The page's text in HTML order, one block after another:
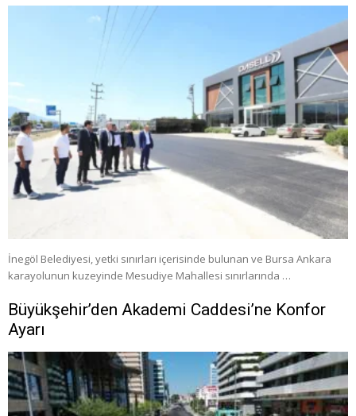
İnegöl Belediyesi, yetki sınırları içerisinde bulunan ve Bursa Ankara
karayolunun kuzeyinde Mesudiye Mahallesi sınırlarında …
Büyükşehir’den Akademi Caddesi’ne Konfor
Ayarı